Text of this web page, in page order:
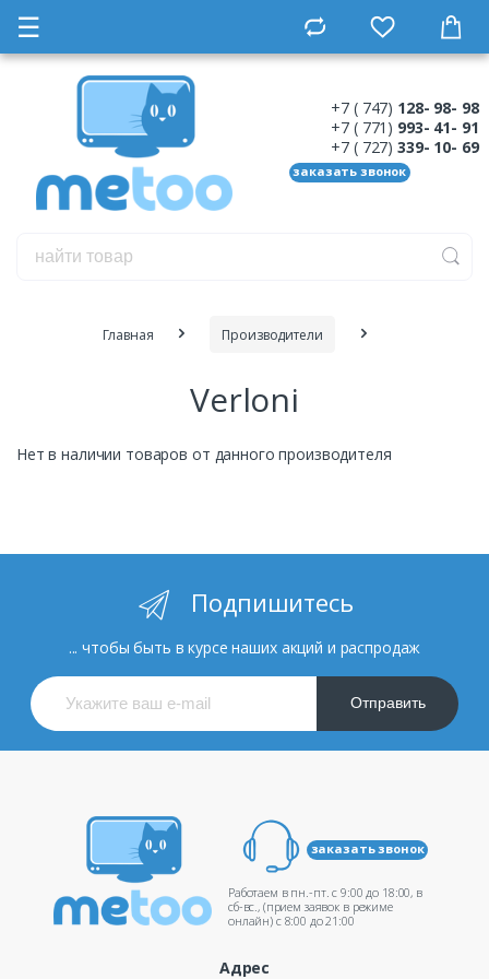
☰
+7 ( 747) 128- 98- 98
+7 ( 771) 993- 41- 91
+7 ( 727) 339- 10- 69
заказать звонок
Главная Производители
Verloni
Нет в наличии товаров от данного производителя
Подпишитесь
... чтобы быть в курсе наших акций и распродаж
Отправить
заказать звонок
Работаем в пн.-пт. c 9:00 до 18:00, в
сб-вс., (прием заявок в режиме
онлайн) c 8:00 до 21:00
Адрес